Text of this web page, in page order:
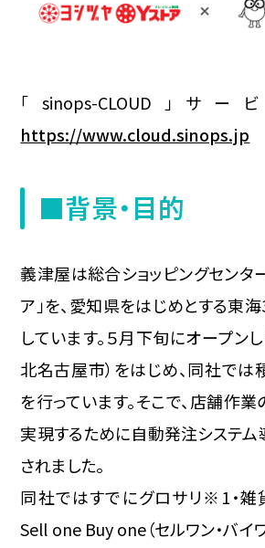
「sinops-CLOUD」サー
https://www.cloud.sinops.jp
■背景・目的
義津屋は総合ショッピングセンタ
ア」を、愛知県をはじめとする東
しています。５月下旬にオープン
北名古屋市）をはじめ、同社で
を行っています。そこで、店舗作
実現するために自動発注システ
されました。
同社ではすでにグロサリ※1・雑
Sell one Buy one（セルワン・バイ